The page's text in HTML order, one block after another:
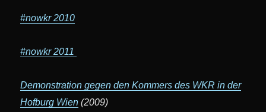
#nowkr 2010
#nowkr 2011
Demonstration gegen den Kommers des WKR in der
Hofburg Wien (2009)